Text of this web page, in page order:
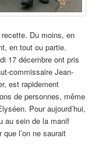
Du moins, en
en tout ou partie.
17 décembre ont pris
commissaire Jean-
est rapidement
de personnes, même
Pour aujourd’hui,
au sein de la manif
l’on ne saurait